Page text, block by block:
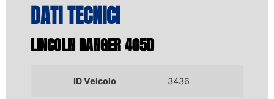
DATI TECNICI
LINCOLN RANGER 405D
ID Veicolo 3436